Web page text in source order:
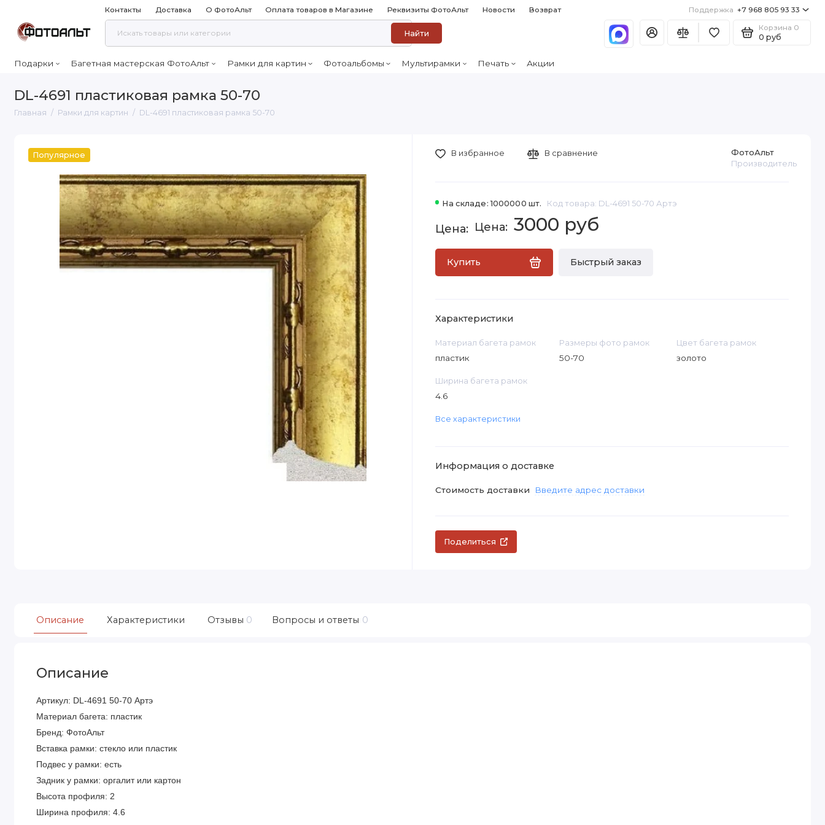
Контакты Доставка О ФотоАльт Оплата товаров в Магазине Реквизиты ФотоАльт Новости Возврат Поддержка +7 968 805 93 33
Найти
Корзина 0
0 руб
Подарки Багетная мастерская ФотоАльт Рамки для картин Фотоальбомы Мультирамки Печать Акции
DL-4691 пластиковая рамка 50-70
Главная Рамки для картин DL-4691 пластиковая рамка 50-70
Популярное
На складе: 1000000 шт. Код товара: DL-4691 50-70 Артэ
ФотоАльт
Производитель
3000 руб
Купить Быстрый заказ
В избранное В сравнение
Характеристики
Материал багета рамок
пластик
Размеры фото рамок
50-70
Цвет багета рамок
золото
Ширина багета рамок
4.6
Все характеристики
Информация о доставке
Стоимость доставки Введите адрес доставки
Поделиться
Описание Характеристики Отзывы 0 Вопросы и ответы 0
Описание
Артикул: DL-4691 50-70 Артэ
Материал багета: пластик
Бренд: ФотоАльт
Вставка рамки: стекло или пластик
Подвес у рамки: есть
Задник у рамки: оргалит или картон
Высота профиля: 2
Ширина профиля: 4.6